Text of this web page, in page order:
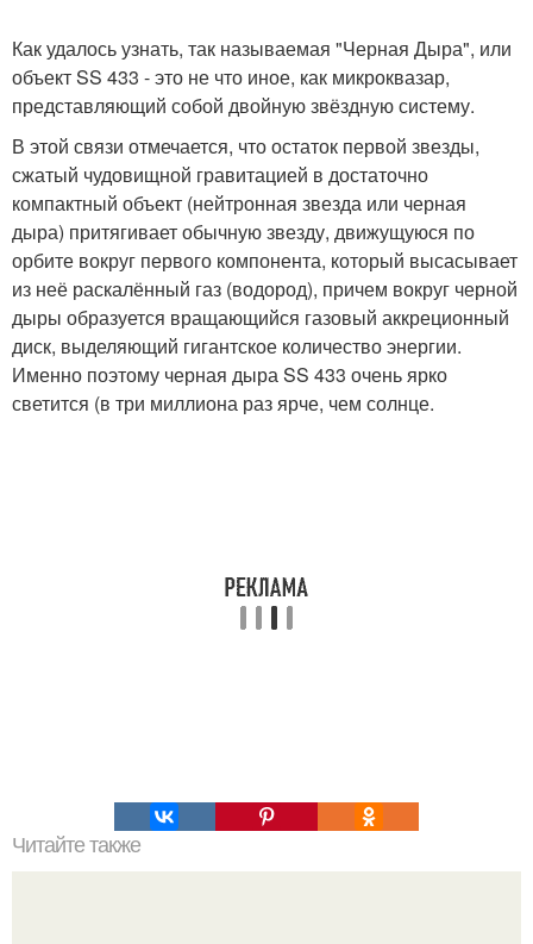
Как удалось узнать, так называемая "Черная Дыра", или
объект SS 433 - это не что иное, как микроквазар,
представляющий собой двойную звёздную систему.
В этой связи отмечается, что остаток первой звезды,
сжатый чудовищной гравитацией в достаточно
компактный объект (нейтронная звезда или черная
дыра) притягивает обычную звезду, движущуюся по
орбите вокруг первого компонента, который высасывает
из неё раскалённый газ (водород), причем вокруг черной
дыры образуется вращающийся газовый аккреционный
диск, выделяющий гигантское количество энергии.
Именно поэтому черная дыра SS 433 очень ярко
светится (в три миллиона раз ярче, чем солнце.
Читайте также